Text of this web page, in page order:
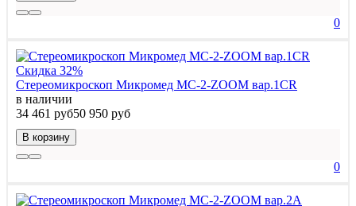
0
Скидка 32%
Стереомикроскоп Микромед MC-2-ZOOM вар.1CR
в наличии
34 461 руб50 950 руб
В корзину
0